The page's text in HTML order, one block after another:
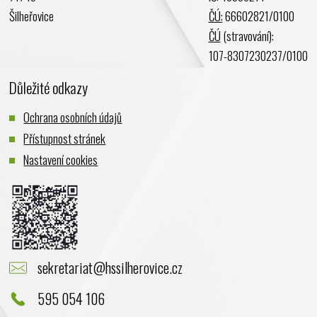
Listopad 2023
Srpen 2023
Červen 2023
Květen 2023
Duben 2023
Březen 2023
Únor 2023
Leden 2023
Prosinec 2022
Listopad 2022
Šilheřovice
ČÚ:66602821/0100
ČÚ (stravování):
107-8307230237/0100
Důležité odkazy
Ochrana osobních údajů
Přístupnost stránek
Nastavení cookies
sekretariat@hssilherovice.cz
595 054 106